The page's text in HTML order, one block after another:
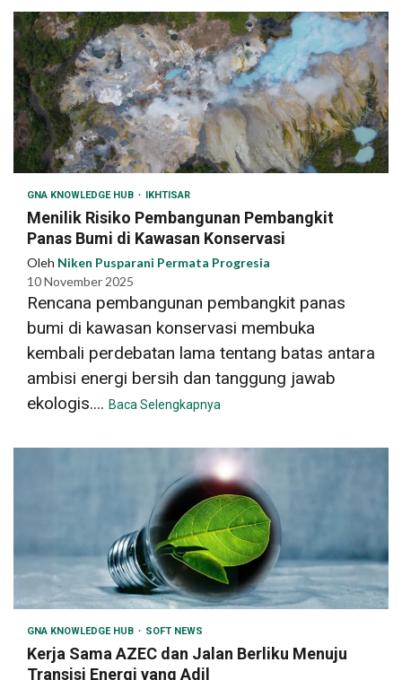
GNA KNOWLEDGE HUB IKHTISAR
Menilik Risiko Pembangunan Pembangkit
Panas Bumi di Kawasan Konservasi
Oleh Niken Pusparani Permata Progresia
10 November 2025
Rencana pembangunan pembangkit panas
bumi di kawasan konservasi membuka
kembali perdebatan lama tentang batas antara
ambisi energi bersih dan tanggung jawab
ekologis.... Baca Selengkapnya
GNA KNOWLEDGE HUB SOFT NEWS
Kerja Sama AZEC dan Jalan Berliku Menuju
Transisi Energi yang Adil